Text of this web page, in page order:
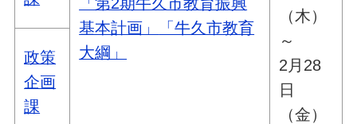
基本計画」
「牛久市教育
大綱」
（木）
～
2月28
日
（金）
政策
企画
課